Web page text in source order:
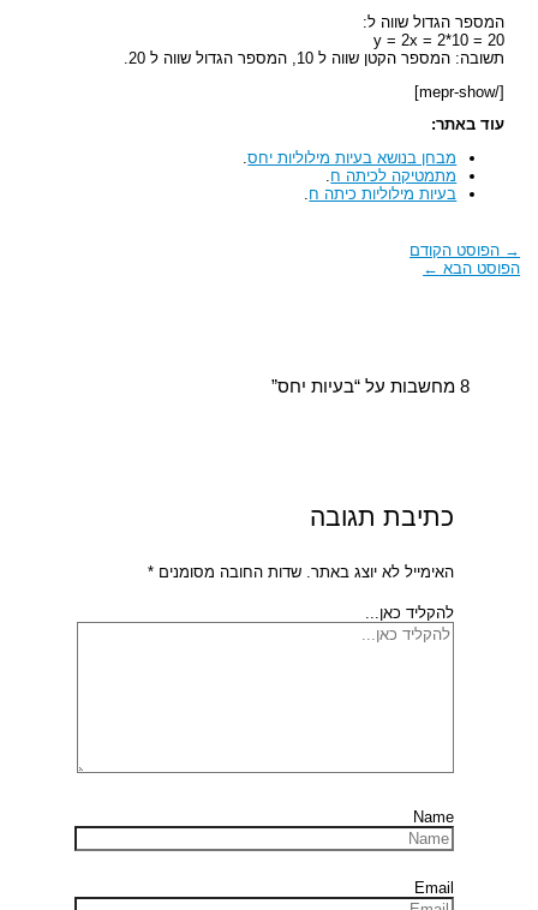
המספר הגדול שווה ל:
y = 2x = 2*10 = 20
תשובה: המספר הקטן שווה ל 10, המספר הגדול שווה ל 20.
[/mepr-show]
עוד באתר:
מבחן בנושא בעיות מילוליות יחס.
מתמטיקה לכיתה ח.
בעיות מילוליות כיתה ח.
→ הפוסט הקודם
הפוסט הבא ←
8 מחשבות על “בעיות יחס”
כתיבת תגובה
האימייל לא יוצג באתר. שדות החובה מסומנים *
להקליד כאן...
Name
Email